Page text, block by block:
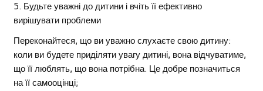
5. Будьте уважні до дитини і вчіть її ефективно
вирішувати проблеми
Переконайтеся, що ви уважно слухаєте свою дитину:
коли ви будете приділяти увагу дитині, вона відчуватиме,
що її люблять, що вона потрібна. Це добре позначиться
на її самооцінці;